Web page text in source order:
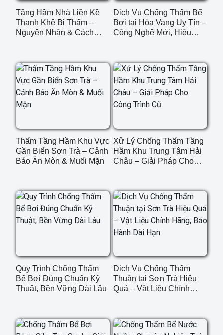
Tầng Hầm Nhà Liền Kề
Thanh Khê Bị Thấm –
Nguyên Nhân & Cách
Dịch Vụ Chống Thấm Bể
Bơi tại Hòa Vang Uy Tín –
Công Nghệ Mới, Hiệu
Thấm Tầng Hầm Khu Vực
Gần Biển Sơn Trà – Cảnh
Báo Ăn Mòn & Muối Mặn
Xử Lý Chống Thấm Tầng
Hầm Khu Trung Tâm Hải
Châu – Giải Pháp Cho
Quy Trình Chống Thấm
Bể Bơi Đúng Chuẩn Kỹ
Thuật, Bền Vững Dài Lâu
Dịch Vụ Chống Thấm
Thuận tại Sơn Trà Hiệu
Quả – Vật Liệu Chính